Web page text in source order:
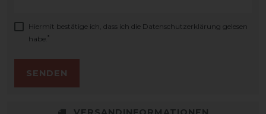
Hiermit bestätige ich, dass ich die Daten­schutz­erklärung gelesen
habe. *
SENDEN